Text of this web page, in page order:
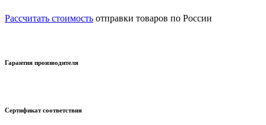
Рассчитать стоимость отправки товаров по России
Гарантия производителя
Сертификат соответствия